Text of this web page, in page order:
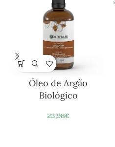
Óleo de Argão
Biológico
23,98€